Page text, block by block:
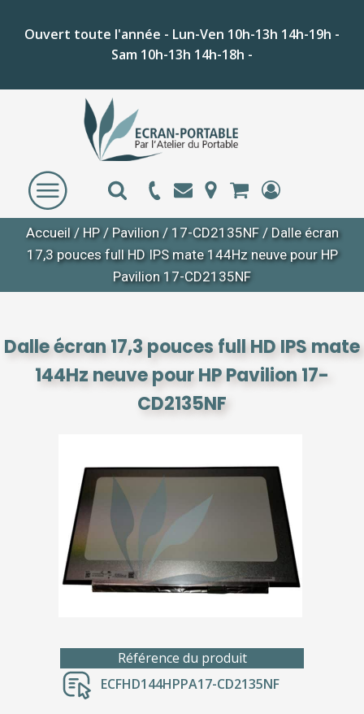
Ouvert toute l'année - Lun-Ven 10h-13h 14h-19h -
Sam 10h-13h 14h-18h -
Accueil/ HP/ Pavilion/ 17-CD2135NF/ Dalle écran
17,3 pouces full HD IPS mate 144Hz neuve pour HP
Pavilion 17-CD2135NF
Dalle écran 17,3 pouces full HD IPS mate
144Hz neuve pour HP Pavilion 17-
CD2135NF
Référence du produit
ECFHD144HPPA17-CD2135NF